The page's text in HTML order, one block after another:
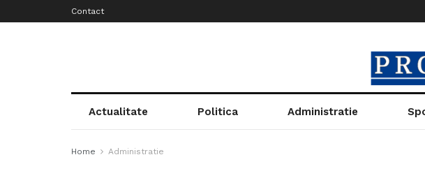
Contact
Actualitate Politica Administratie
Home Administratie